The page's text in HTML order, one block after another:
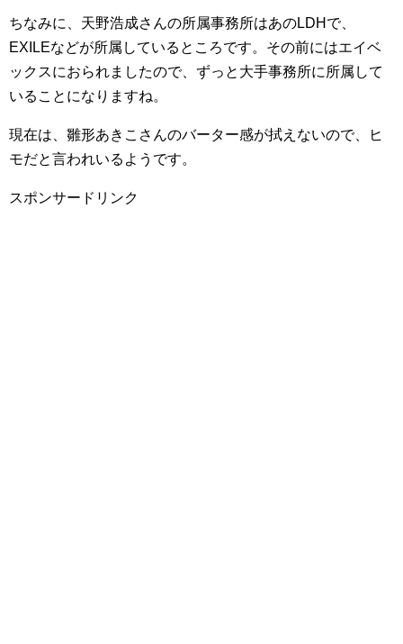
ちなみに、天野浩成さんの所属事務所はあのLDHで、
EXILEなどが所属しているところです。その前にはエイベ
ックスにおられましたので、ずっと大手事務所に所属して
いることになりますね。
現在は、雛形あきこさんのバーター感が拭えないので、ヒ
モだと言われいるようです。
スポンサードリンク